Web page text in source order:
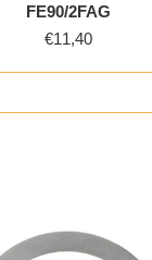
FE90/2FAG
€11,40